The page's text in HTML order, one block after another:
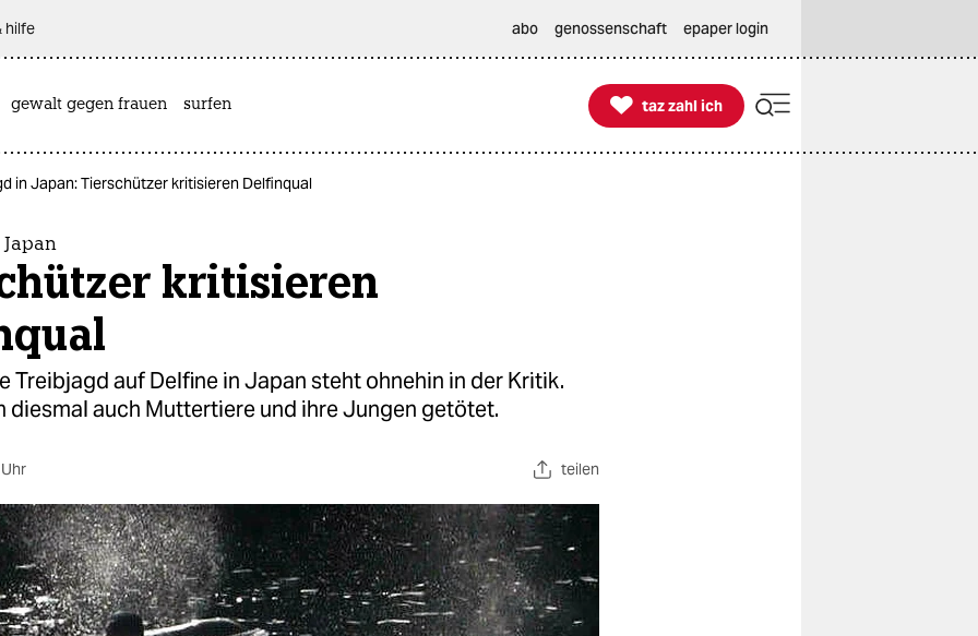
hilfe abo genossenschaft epaper login
gewalt gegen frauen surfen 
taz zahl ich
taz zahl ich
in Japan: Tierschützer kritisieren Delfinqual
kritisieren
Treibjagd auf Delfine in Japan steht ohnehin in der Kritik.
diesmal auch Muttertiere und ihre Jungen getötet.
teilen